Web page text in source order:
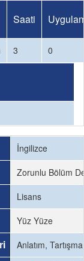
Saati
3 0
İngilizce
Zorunlu Bölüm
Lisans
Yüz Yüze
Anlatım,